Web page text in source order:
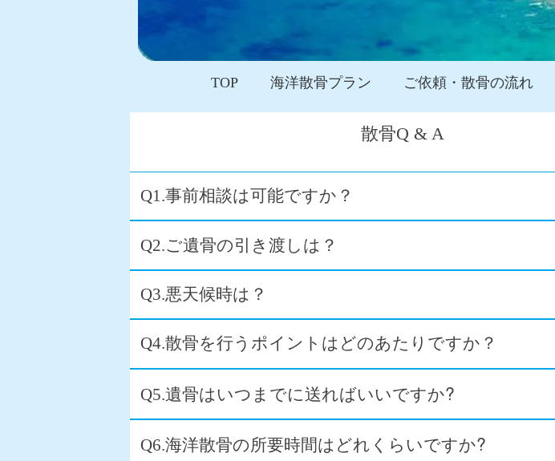
TOP 海洋散骨プラン ご依頼・散骨の流れ
散骨Q & A
Q1.事前相談は可能ですか？
Q2.ご遺骨の引き渡しは？
Q3.悪天候時は？
Q4.散骨を行うポイントはどのあたりですか？
Q5.遺骨はいつまでに送ればいいですか?
Q6.海洋散骨の所要時間はどれくらいですか?